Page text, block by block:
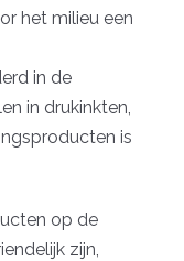
het milieu een
in de
in drukinkten,
is
op de
zijn,